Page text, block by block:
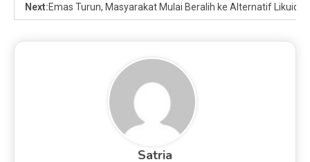
Next:Emas Turun, Masyarakat Mulai Beralih ke Alternatif
Satria